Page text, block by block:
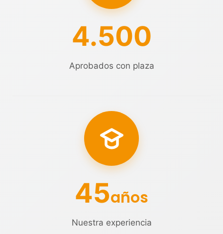
4.500
Aprobados con plaza
45años
Nuestra experiencia